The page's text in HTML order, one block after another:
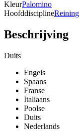
KleurPalomino
HoofddisciplineReining
Beschrijving
Duits
Engels
Spaans
Franse
Italiaans
Poolse
Duits
Nederlands